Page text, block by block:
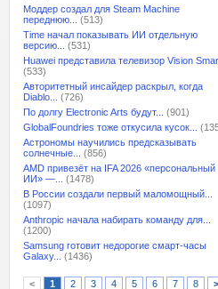
Моддер создал для Steam Machine
переднюю...
(513)
Time начал показывать ИИ отдельную
версию...
(531)
Huawei представила телевизор Vision
(533)
Авторитетный инсайдер раскрыл, когда
Diablo...
(726)
По долгу Electronic Arts будут...
(901)
GlobalFoundries тоже откусила кусок...
Астрономы научились предсказывать
солнечные...
(856)
AMD привезёт на IFA 2026 «персональный
ИИ» —...
(1478)
В России создали первый маломощный...
(1097)
Anthropic начала набирать команду для...
(1200)
Samsung готовит недорогие смарт-часы
Galaxy...
(1436)
< 1 2 3 4 5 6 7 8 >